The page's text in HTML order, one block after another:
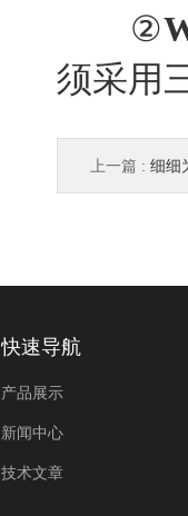
②
须采用
上一篇 : 细细
快速导航
产品展示
新闻中心
技术文章